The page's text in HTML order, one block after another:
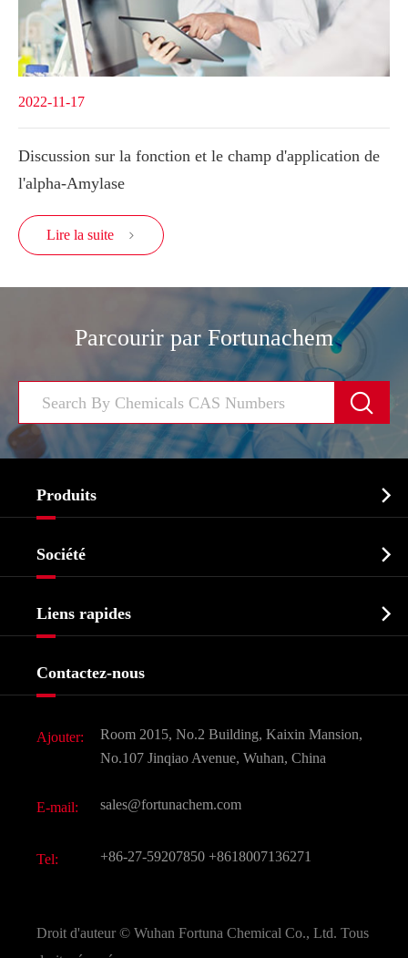
2022-11-17
Discussion sur la fonction et le champ d'application de
l'alpha-Amylase
Lire la suite 
Parcourir par Fortunachem

Produits 
Biochimique
Produits agrochimiques et intermédiaires
Ingrédients cosmétiques
Saveurs et parfums
CAS chimiques
Société 
Histoire de l'entreprise
Liens rapides 
Contactez-nous
Ajouter:
Room 2015, No.2 Building, Kaixin Mansion,
No.107 Jinqiao Avenue, Wuhan, China
E-mail: sales@fortunachem.com
Tel: +86-27-59207850 +8618007136271
Droit d'auteur © Wuhan Fortuna Chemical Co., Ltd. Tous